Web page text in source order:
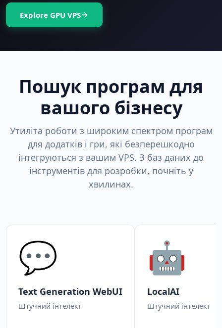
Explore GPU VPS
Пошук програм для
вашого бізнесу
Утиліта роботи з широким спектром програм
для додатків і гри, які безперешкодно
інтегруються з вашим VPS. З баз даних до
інструментів для розробки, почніть у
хвилинах.
💬
Text Generation WebUI
Штучний інтелект
🤖
LocalAI
Штучний інтелект